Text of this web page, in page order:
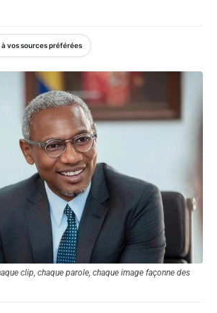
vos sources préférées
clip, chaque parole, chaque image façonne des